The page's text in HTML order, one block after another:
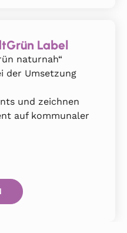
Label
naturnah“
der Umsetzung
und zeichnen
auf kommunaler